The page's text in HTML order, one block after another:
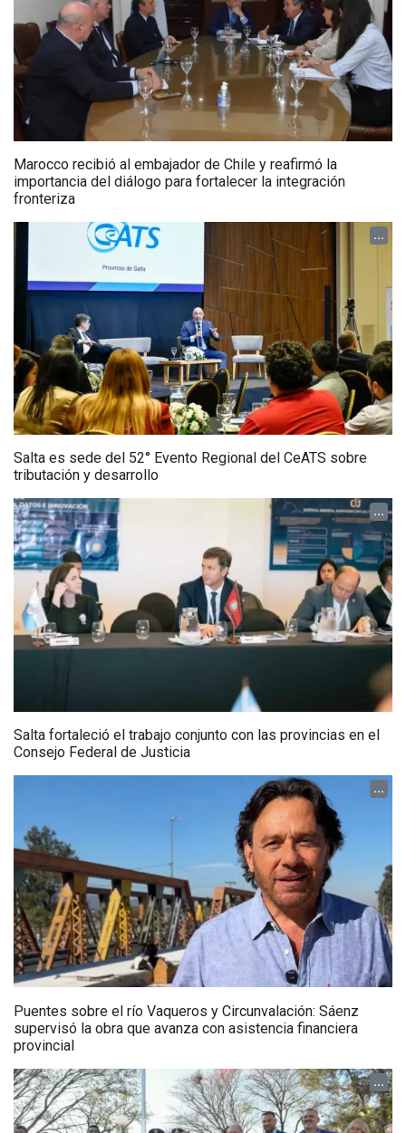
Marocco recibió al embajador de Chile y reafirmó la
importancia del diálogo para fortalecer la integración
fronteriza
...
Salta es sede del 52° Evento Regional del CeATS sobre
tributación y desarrollo
...
Salta fortaleció el trabajo conjunto con las provincias en el
Consejo Federal de Justicia
...
Puentes sobre el río Vaqueros y Circunvalación: Sáenz
supervisó la obra que avanza con asistencia financiera
provincial
...